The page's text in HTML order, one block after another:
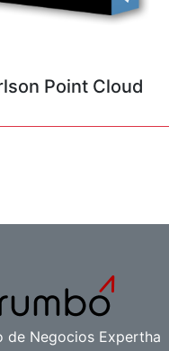
Point Cloud
de Negocios Expertha